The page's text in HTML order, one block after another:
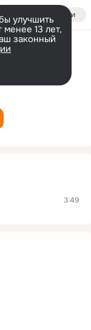
Войти
улучшить
13 лет,
законный
3:49